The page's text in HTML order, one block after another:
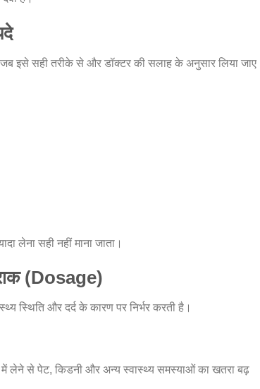
सही तरीके से और डॉक्टर की सलाह के अनुसार लिया
लेना सही नहीं माना जाता।
(Dosage)
स्थिति और दर्द के कारण पर निर्भर करती है।
में लेने से पेट, किडनी और अन्य स्वास्थ्य समस्याओं का खतरा बढ़